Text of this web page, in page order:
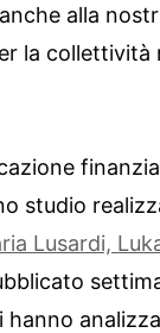
alla
la collettività
studio
Lusardi,
hanno